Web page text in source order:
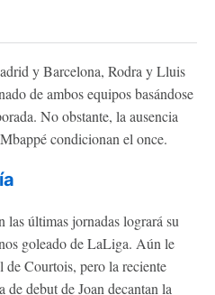
y Barcelona, Rodra y Lluis
de ambos equipos basándose
No obstante, la ausencia
condicionan el once.
últimas jornadas logrará su
goleado de LaLiga. Aún le
Courtois, pero la reciente
debut de Joan decantan la